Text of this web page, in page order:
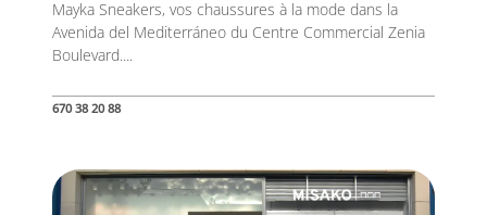
Mayka Sneakers, vos chaussures à la mode dans la
Avenida del Mediterráneo du Centre Commercial Zenia
Boulevard....
670 38 20 88